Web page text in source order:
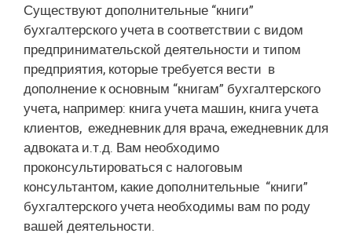
Существуют дополнительные “книги”
бухгалтерского учета в соответствии с видом
предпринимательской деятельности и типом
предприятия, которые требуется вести в
дополнение к основным “книгам” бухгалтерского
учета, например: книга учета машин, книга учета
клиентов, ежедневник для врача, ежедневник для
адвоката и.т.д. Вам необходимо
проконсультироваться с налоговым
консультантом, какие дополнительные “книги”
бухгалтерского учета необходимы вам по роду
вашей деятельности.